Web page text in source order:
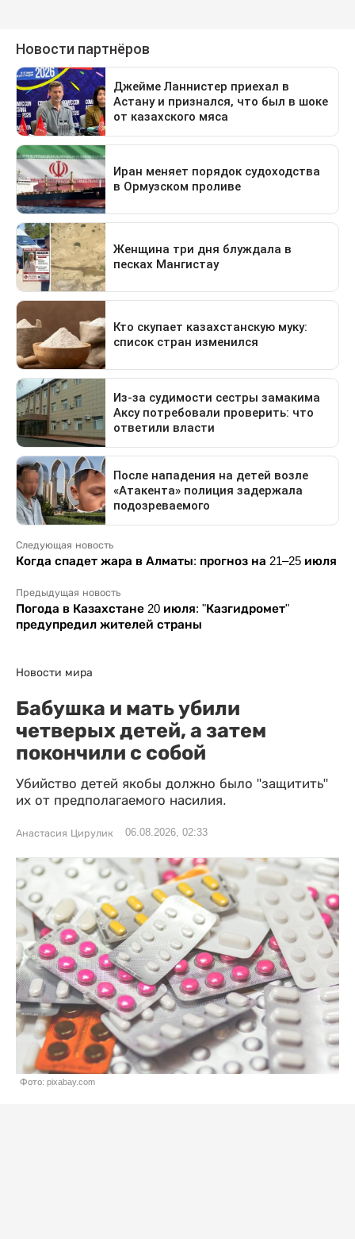
Следующая новость
Когда спадет жара в Алматы: прогноз на 21–25 июля
Предыдущая новость
Погода в Казахстане 20 июля: "Казгидромет"
предупредил жителей страны
Новости мира
Бабушка и мать убили
четверых детей, а затем
покончили с собой
Убийство детей якобы должно было "защитить"
их от предполагаемого насилия.
Анастасия Цирулик 06.08.2026, 02:33
Фото: pixabay.com